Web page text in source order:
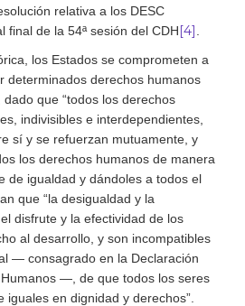
relativa a los DESC
final de la 54ª sesión del CDH[4]
los Estados se comprometen a
determinados derechos humanos
que “todos los derechos
indivisibles e interdependientes,
sí y se refuerzan mutuamente, y
los derechos humanos de manera
de igualdad y dándoles a todos el
que “la desigualdad y la
disfrute y la efectividad de los
al desarrollo, y son incompatibles
— consagrado en la Declaración
—, de que todos los seres
iguales en dignidad y derechos”.